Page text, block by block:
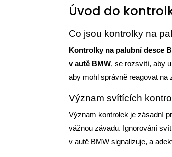
Úvod do
Co jsou kontrolky na
Kontrolky na palubní desce
v autě BMW, se rozsvítí, aby
aby mohl správně reagovat na
Význam svítících
Význam kontrolek je zásadní
vážnou závadu. Ignorování
v autě BMW signalizuje, a